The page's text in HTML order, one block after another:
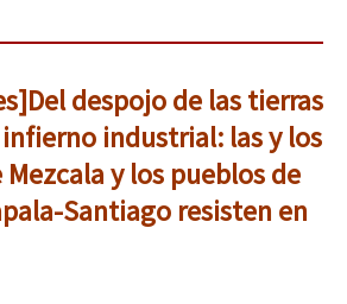
despojo de las tierras
industrial: las y los
y los pueblos de
Santiago resisten en